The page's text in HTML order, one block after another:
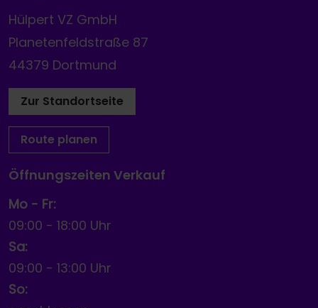
Hülpert VZ GmbH
Planetenfeldstraße 87
44379 Dortmund
Zur Standortseite
Route planen
Öffnungszeiten Verkauf
Mo - Fr:
09:00 - 18:00 Uhr
Sa:
09:00 - 13:00 Uhr
So: